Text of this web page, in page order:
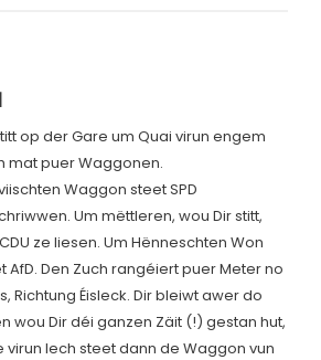
op der Gare um Quai virun engem
mat puer Waggonen.
Waggon steet SPD
Um mëttleren, wou Dir stitt,
ze liesen. Um Hënneschten Won
AfD. Den Zuch rangéiert puer Meter no
Richtung Éisleck. Dir bleiwt awer do
wou Dir déi ganzen Zäit (!) gestan hut,
virun Iech steet dann de Waggon vun